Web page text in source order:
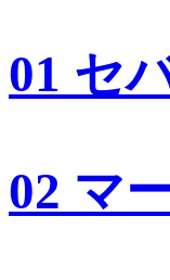
01 セ
02 マ